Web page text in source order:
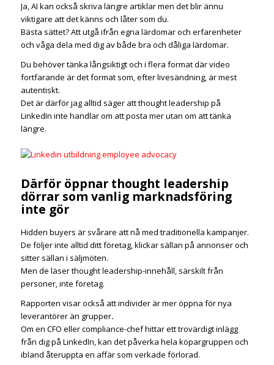
Ja, AI kan också skriva längre artiklar men det blir ännu
viktigare att det känns och låter som du.
Bästa sättet? Att utgå ifrån egna lärdomar och erfarenheter
och våga dela med dig av både bra och dåliga lärdomar.
Du behöver tänka långsiktigt och i flera format där video
fortfarande är det format som, efter livesändning, är mest
autentiskt.
Det är därför jag alltid säger att thought leadership på
LinkedIn inte handlar om att posta mer utan om att tänka
längre.
Därför öppnar thought leadership
dörrar som vanlig marknadsföring
inte gör
Hidden buyers är svårare att nå med traditionella kampanjer.
De följer inte alltid ditt företag, klickar sällan på annonser och
sitter sällan i säljmöten.
Men de läser thought leadership-innehåll, särskilt från
personer, inte företag.
Rapporten visar också att individer är mer öppna för nya
leverantörer än grupper.
Om en CFO eller compliance-chef hittar ett trovärdigt inlägg
från dig på LinkedIn, kan det påverka hela köpargruppen och
ibland återuppta en affär som verkade förlorad.